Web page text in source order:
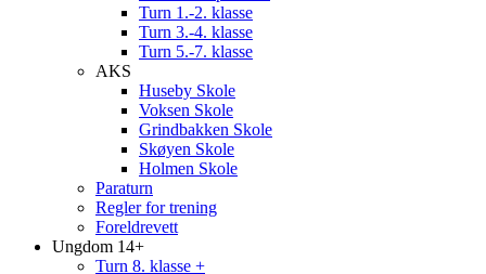
Turn 1.-2. klasse
Turn 3.-4. klasse
Turn 5.-7. klasse
AKS
Huseby Skole
Voksen Skole
Grindbakken Skole
Skøyen Skole
Holmen Skole
Paraturn
Regler for trening
Foreldrevett
Ungdom 14+
Turn 8. klasse +